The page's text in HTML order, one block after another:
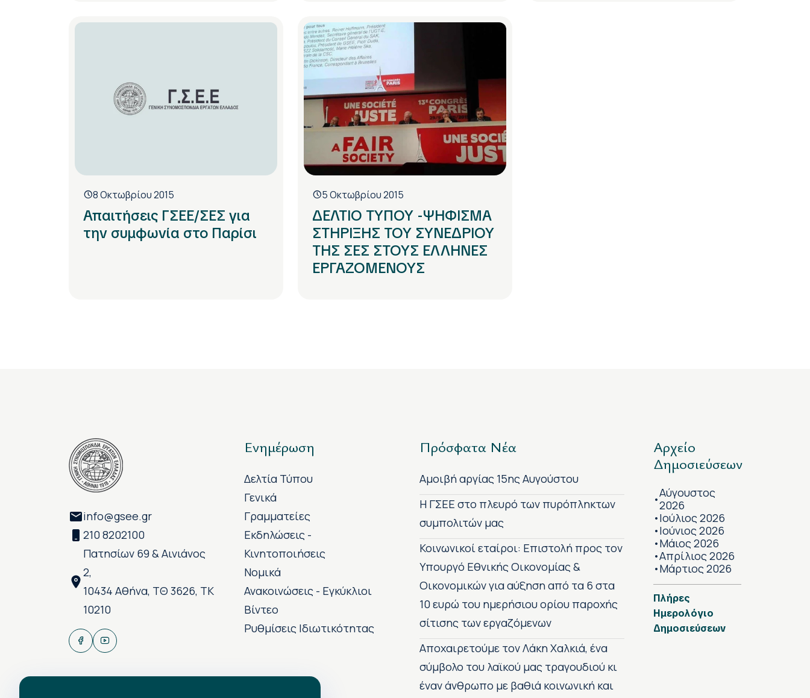
8 Οκτωβρίου 2015
Απαιτήσεις ΓΣΕΕ/ΣΕΣ για
την συμφωνία στο Παρίσι
5 Οκτωβρίου 2015
ΔΕΛΤΙΟ ΤΥΠΟΥ -ΨΗΦΙΣΜΑ
ΣΤΗΡΙΞΗΣ ΤΟΥ ΣΥΝΕΔΡΙΟΥ
ΤΗΣ ΣΕΣ ΣΤΟΥΣ ΕΛΛΗΝΕΣ
ΕΡΓΑΖΟΜΕΝΟΥΣ
info@gsee.gr
210 8202100
Πατησίων 69 & Αινιάνος
2,
10434 Αθήνα, ΤΘ 3626, ΤΚ
10210
Ενημέρωση
Δελτία Τύπου
Γενικά
Γραμματείες
Εκδηλώσεις -
Κινητοποιήσεις
Νομικά
Ανακοινώσεις - Εγκύκλιοι
Βίντεο
Ρυθμίσεις Ιδιωτικότητας
Πρόσφατα Νέα
Αμοιβή αργίας 15ης Αυγούστου
H ΓΣΕΕ στο πλευρό των πυρόπληκτων
συμπολιτών μας
Κοινωνικοί εταίροι: Επιστολή προς τον
Υπουργό Εθνικής Οικονομίας &
Οικονομικών για αύξηση από τα 6 στα
10 ευρώ του ημερήσιου ορίου παροχής
σίτισης των εργαζόμενων
Αποχαιρετούμε τον Λάκη Χαλκιά, ένα
σύμβολο του λαϊκού μας τραγουδιού κι
έναν άνθρωπο με βαθιά κοινωνική και
Αρχείο
Δημοσιεύσεων
•Αύγουστος
2026
•Ιούλιος 2026
•Ιούνιος 2026
•Μάιος 2026
•Απρίλιος 2026
•Μάρτιος 2026
Πλήρες
Ημερολόγιο
Δημοσιεύσεων